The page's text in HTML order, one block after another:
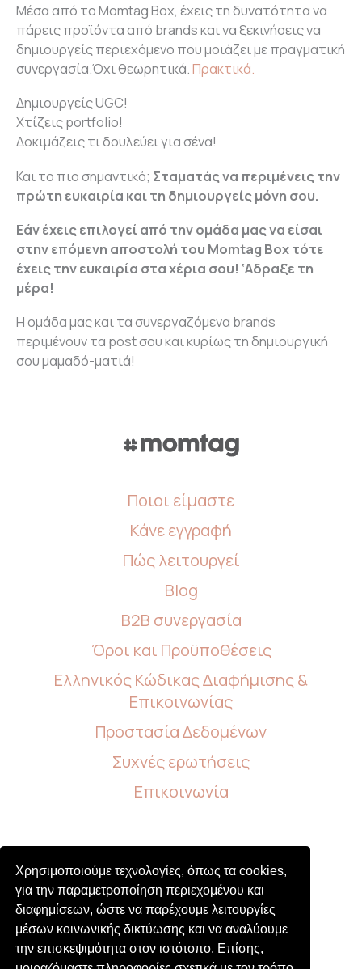
Χρησιμοποιούμε τεχνολογίες, όπως τα cookies,
για την παραμετροποίηση περιεχομένου και
διαφημίσεων, ώστε να παρέχουμε λειτουργίες
μέσων κοινωνικής δικτύωσης και να αναλύουμε
την επισκεψιμότητα στον ιστότοπο. Επίσης,
Μέσα από το Momtag Box, έχεις τη δυνατότητα να
πάρεις προϊόντα από brands και να ξεκινήσεις να
δημιουργείς περιεχόμενο που μοιάζει με πραγματική
συνεργασία.Όχι θεωρητικά.Πρακτικά.
Δημιουργείς UGC!
Χτίζεις portfolio!
Δοκιμάζεις τι δουλεύει για σένα!
Και το πιο σημαντικό; Σταματάς να περιμένεις την
πρώτη ευκαιρία και τη δημιουργείς μόνη σου.
Εάν έχεις επιλογεί από την ομάδα μας να είσαι
στην επόμενη αποστολή του Momtag Box τότε
έχεις την ευκαιρία στα χέρια σου! ‘Αδραξε τη
μέρα!
Η ομάδα μας και τα συνεργαζόμενα brands
περιμένουν τα post σου και κυρίως τη δημιουργική
σου μαμαδό-ματιά!
Ποιοι είμαστε
Κάνε εγγραφή
Πώς λειτουργεί
Blog
B2B συνεργασία
Όροι και Προϋποθέσεις
Ελληνικός Κώδικας Διαφήμισης &
Επικοινωνίας
Προστασία Δεδομένων
Συχνές ερωτήσεις
Επικοινωνία
Follow us